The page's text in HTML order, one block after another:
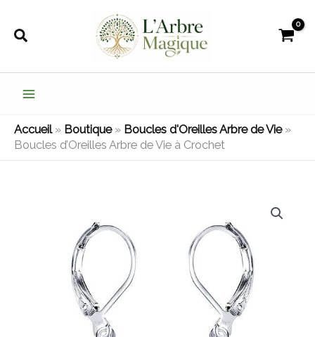
Rechercher
Accueil» Boutique» Boucles d'Oreilles Arbre de Vie»
Boucles d’Oreilles Arbre de Vie à Crochet